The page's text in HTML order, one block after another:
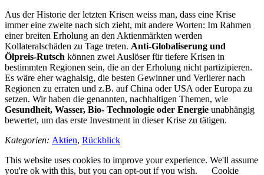
Aus der Historie der letzten Krisen weiss man, dass eine Krise
immer eine zweite nach sich zieht, mit andere Worten: Im Rahmen
einer breiten Erholung an den Aktienmärkten werden
Kollateralschäden zu Tage treten. Anti-Globaliserung und
Ölpreis-Rutsch können zwei Auslöser für tiefere Krisen in
bestimmten Regionen sein, die an der Erholung nicht partizipieren.
Es wäre eher waghalsig, die besten Gewinner und Verlierer nach
Regionen zu erraten und z.B. auf China oder USA oder Europa zu
setzen. Wir haben die genannten, nachhaltigen Themen, wie
Gesundheit, Wasser, Bio- Technologie oder Energie unabhängig
bewertet, um das erste Investment in dieser Krise zu tätigen.
Kategorien: Aktien, Rückblick
This website uses cookies to improve your experience. We'll assume
you're ok with this, but you can opt-out if you wish.
Cookie